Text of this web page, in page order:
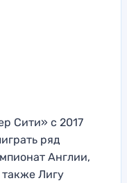
Сити» с 2017
ряд
Англии,
Лигу